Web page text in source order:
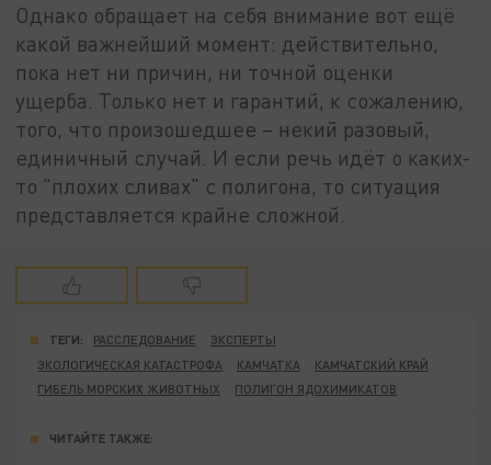
Однако обращает на себя внимание вот ещё
какой важнейший момент: действительно,
пока нет ни причин, ни точной оценки
ущерба. Только нет и гарантий, к сожалению,
того, что произошедшее – некий разовый,
единичный случай. И если речь идёт о каких-
то "плохих сливах" с полигона, то ситуация
представляется крайне сложной.
ТЕГИ: РАССЛЕДОВАНИЕ
ЭКСПЕРТЫ
ЭКОЛОГИЧЕСКАЯ КАТАСТРОФА
КАМЧАТКА
КАМЧАТСКИЙ КРАЙ
ГИБЕЛЬ МОРСКИХ ЖИВОТНЫХ
ПОЛИГОН ЯДОХИМИКАТОВ
ЧИТАЙТЕ ТАКЖЕ: